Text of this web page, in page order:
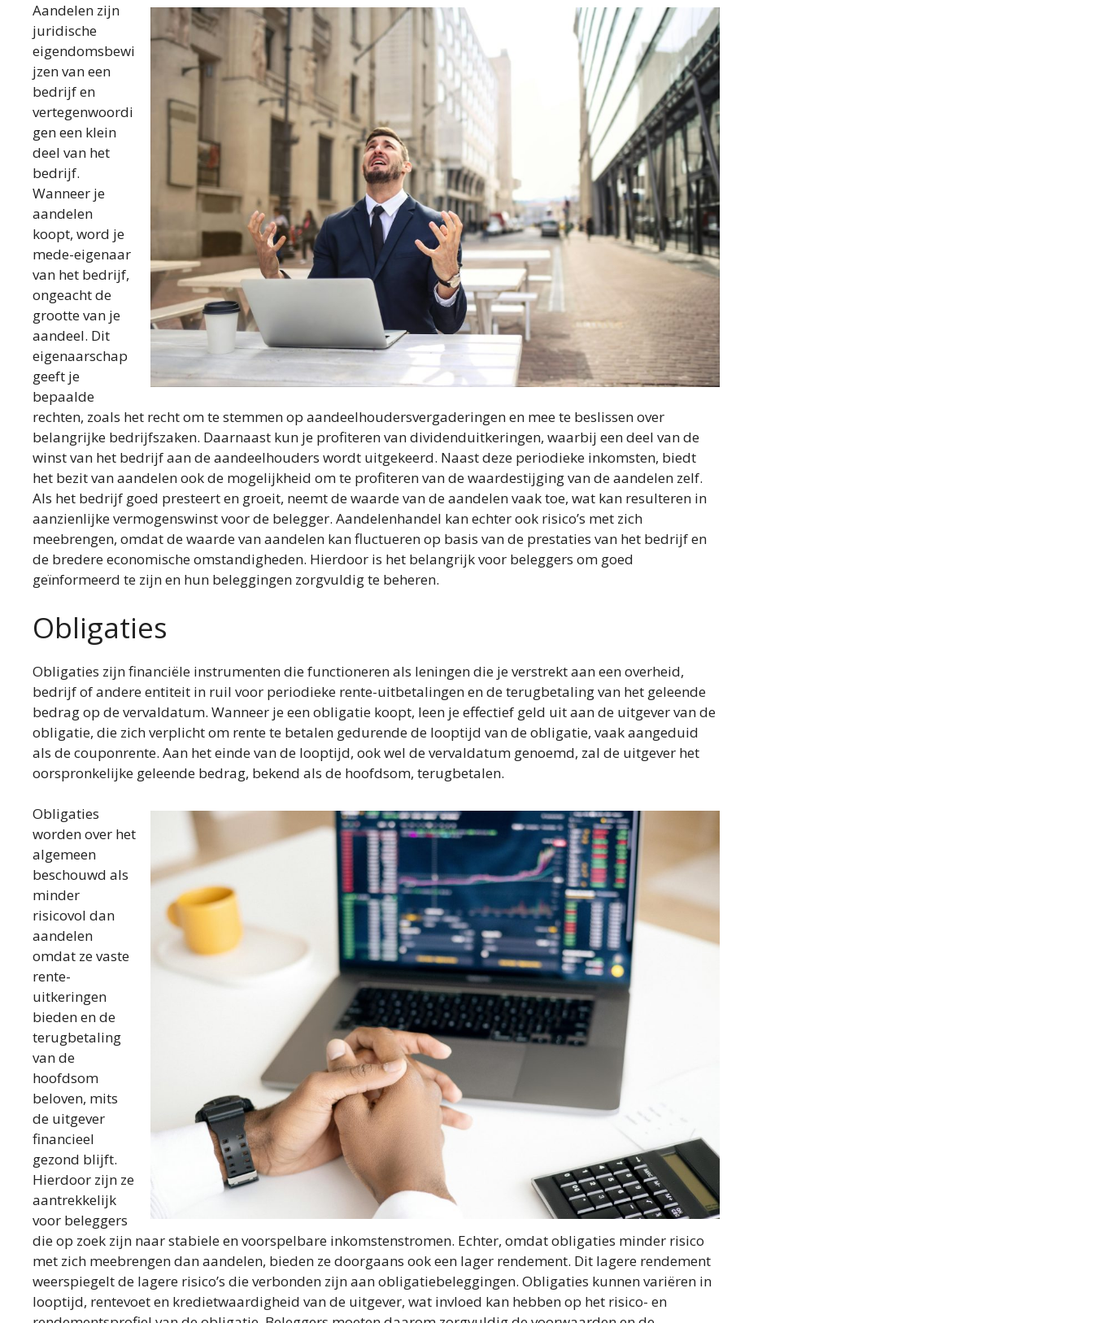
Aandelen zijn
juridische
eigendomsbewi
jzen van een
bedrijf en
vertegenwoordi
gen een klein
deel van het
bedrijf.
Wanneer je
aandelen
koopt, word je
mede-eigenaar
van het bedrijf,
ongeacht de
grootte van je
aandeel. Dit
eigenaarschap
geeft je
bepaalde
rechten, zoals het recht om te stemmen op aandeelhoudersvergaderingen en mee te beslissen over
belangrijke bedrijfszaken. Daarnaast kun je profiteren van dividenduitkeringen, waarbij een deel van de
winst van het bedrijf aan de aandeelhouders wordt uitgekeerd. Naast deze periodieke inkomsten, biedt
het bezit van aandelen ook de mogelijkheid om te profiteren van de waardestijging van de aandelen zelf.
Als het bedrijf goed presteert en groeit, neemt de waarde van de aandelen vaak toe, wat kan resulteren in
aanzienlijke vermogenswinst voor de belegger. Aandelenhandel kan echter ook risico’s met zich
meebrengen, omdat de waarde van aandelen kan fluctueren op basis van de prestaties van het bedrijf en
de bredere economische omstandigheden. Hierdoor is het belangrijk voor beleggers om goed
geïnformeerd te zijn en hun beleggingen zorgvuldig te beheren.
Obligaties
Obligaties zijn financiële instrumenten die functioneren als leningen die je verstrekt aan een overheid,
bedrijf of andere entiteit in ruil voor periodieke rente-uitbetalingen en de terugbetaling van het geleende
bedrag op de vervaldatum. Wanneer je een obligatie koopt, leen je effectief geld uit aan de uitgever van de
obligatie, die zich verplicht om rente te betalen gedurende de looptijd van de obligatie, vaak aangeduid
als de couponrente. Aan het einde van de looptijd, ook wel de vervaldatum genoemd, zal de uitgever het
oorspronkelijke geleende bedrag, bekend als de hoofdsom, terugbetalen.
Obligaties
worden over het
algemeen
beschouwd als
minder
risicovol dan
aandelen
omdat ze vaste
rente-
uitkeringen
bieden en de
terugbetaling
van de
hoofdsom
beloven, mits
de uitgever
financieel
gezond blijft.
Hierdoor zijn ze
aantrekkelijk
voor beleggers
die op zoek zijn naar stabiele en voorspelbare inkomstenstromen. Echter, omdat obligaties minder risico
met zich meebrengen dan aandelen, bieden ze doorgaans ook een lager rendement. Dit lagere rendement
weerspiegelt de lagere risico’s die verbonden zijn aan obligatiebeleggingen. Obligaties kunnen variëren in
looptijd, rentevoet en kredietwaardigheid van de uitgever, wat invloed kan hebben op het risico- en